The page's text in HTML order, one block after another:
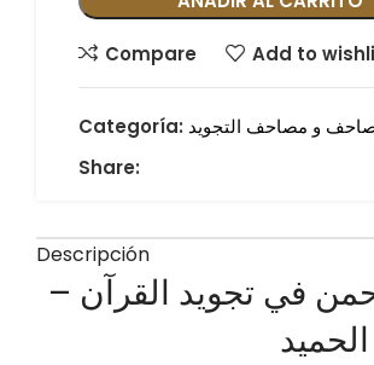
Compare Add to
Categoría: و مصاحف التجويد
Share:
Descripción
في تجويد القرآن –